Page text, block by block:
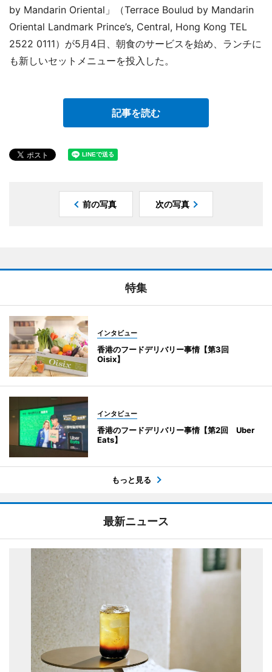
by Mandarin Oriental」（Terrace Boulud by Mandarin
Oriental Landmark Prince’s, Central, Hong Kong TEL
2522 0111）が5月4日、朝食のサービスを始め、ランチに
も新しいセットメニューを投入した。
記事を読む
前の写真 次の写真
特集
インタビュー
香港のフードデリバリー事情【第3回
Oisix】
インタビュー
香港のフードデリバリー事情【第2回 Uber
Eats】
もっと見る
最新ニュース